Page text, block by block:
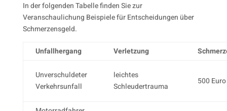
In der folgenden Tabelle finden Sie zur
Veranschaulichung Beispiele für Entscheidungen über
Schmerzensgeld.
Unfallhergang Verletzung
Unverschuldeter
Verkehrsunfall
leichtes
Schleudertrauma
500 Euro